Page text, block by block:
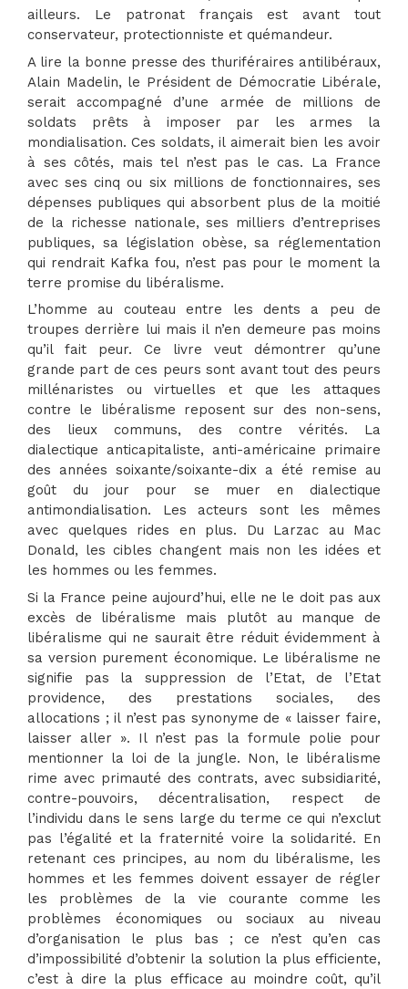
ailleurs. Le patronat français est avant tout
conservateur, protectionniste et quémandeur.
A lire la bonne presse des thuriféraires antilibéraux,
Alain Madelin, le Président de Démocratie Libérale,
serait accompagné d’une armée de millions de
soldats prêts à imposer par les armes la
mondialisation. Ces soldats, il aimerait bien les avoir
à ses côtés, mais tel n’est pas le cas. La France
avec ses cinq ou six millions de fonctionnaires, ses
dépenses publiques qui absorbent plus de la moitié
de la richesse nationale, ses milliers d’entreprises
publiques, sa législation obèse, sa réglementation
qui rendrait Kafka fou, n’est pas pour le moment la
terre promise du libéralisme.
L’homme au couteau entre les dents a peu de
troupes derrière lui mais il n’en demeure pas moins
qu’il fait peur. Ce livre veut démontrer qu’une
grande part de ces peurs sont avant tout des peurs
millénaristes ou virtuelles et que les attaques
contre le libéralisme reposent sur des non-sens,
des lieux communs, des contre vérités. La
dialectique anticapitaliste, anti-américaine primaire
des années soixante/soixante-dix a été remise au
goût du jour pour se muer en dialectique
antimondialisation. Les acteurs sont les mêmes
avec quelques rides en plus. Du Larzac au Mac
Donald, les cibles changent mais non les idées et
les hommes ou les femmes.
Si la France peine aujourd’hui, elle ne le doit pas aux
excès de libéralisme mais plutôt au manque de
libéralisme qui ne saurait être réduit évidemment à
sa version purement économique. Le libéralisme ne
signifie pas la suppression de l’Etat, de l’Etat
providence, des prestations sociales, des
allocations ; il n’est pas synonyme de « laisser faire,
laisser aller ». Il n’est pas la formule polie pour
mentionner la loi de la jungle. Non, le libéralisme
rime avec primauté des contrats, avec subsidiarité,
contre-pouvoirs, décentralisation, respect de
l’individu dans le sens large du terme ce qui n’exclut
pas l’égalité et la fraternité voire la solidarité. En
retenant ces principes, au nom du libéralisme, les
hommes et les femmes doivent essayer de régler
les problèmes de la vie courante comme les
problèmes économiques ou sociaux au niveau
d’organisation le plus bas ; ce n’est qu’en cas
d’impossibilité d’obtenir la solution la plus efficiente,
c’est à dire la plus efficace au moindre coût, qu’il